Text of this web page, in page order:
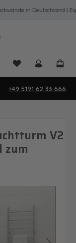
in Deutschland |
Du hast 0
+49 5191 62 33 666
V2
zum